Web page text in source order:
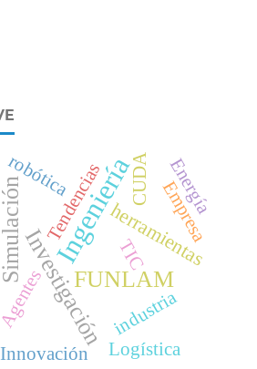
Ingeniería
InvestigaciónFUNLAM
herramientas
Agentes
robótica CUDA
industria
Tendencias
Innovación
TIC
Empresa
Energía
Logística